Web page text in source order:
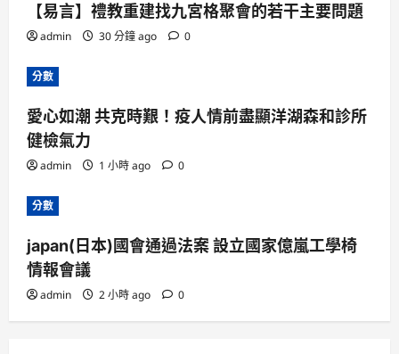
【易言】禮教重建找九宮格聚會的若干主要問題
admin 30 分鐘 ago 0
分數
愛心如潮 共克時艱！疫人情前盡顯洋湖森和診所
健檢氣力
admin 1 小時 ago 0
分數
japan(日本)國會通過法案 設立國家億嵐工學椅
情報會議
admin 2 小時 ago 0